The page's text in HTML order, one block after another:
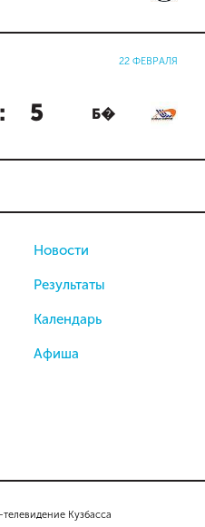
22 ФЕВРАЛЯ
: 5 Б�
Кузбасса
Новости
Результаты
Календарь
Афиша